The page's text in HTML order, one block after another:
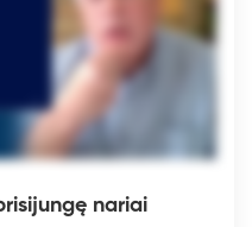
nariai